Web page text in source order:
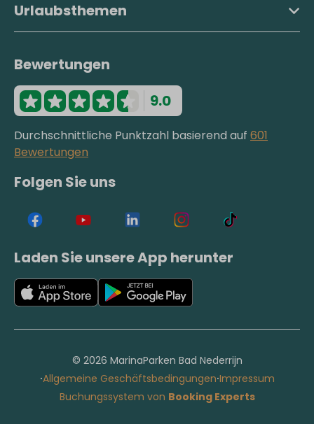
Urlaubsthemen
Bewertungen
9.0
Durchschnittliche Punktzahl basierend auf 601
Bewertungen
Folgen Sie uns
Laden Sie unsere App herunter
© 2026 MarinaParken Bad Nederrijn
·Allgemeine Geschäftsbedingungen·Impressum
Buchungssystem von Booking Experts